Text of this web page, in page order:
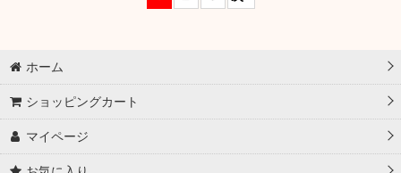
ホーム
ショッピングカート
マイページ